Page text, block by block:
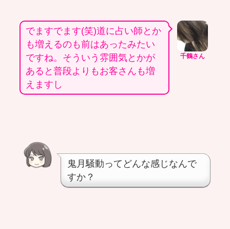
千鶴さん
でますでます(笑)道に占い師とか
も増えるのも前はあったみたい
ですね。そういう雰囲気とかが
あると普段よりもお客さんも増
えますし
鬼月騒動ってどんな感じなんで
すか？